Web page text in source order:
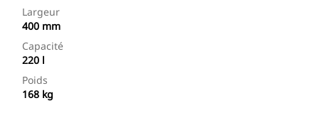
Largeur
400 mm
Capacité
220 l
Poids
168 kg